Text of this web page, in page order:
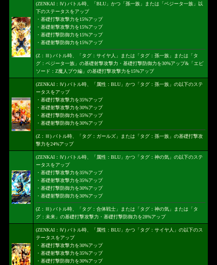
(ZENKAI：Ⅳ) バトル時、「BLU」かつ「孫一族」または「ベジータ一族」以
下のステータスをアップ
・基礎打撃攻撃力を15%アップ
・基礎射撃攻撃力を15%アップ
・基礎打撃防御力を15%アップ
・基礎射撃防御力を15%アップ
(Z：Ⅲ) バトル時、「タグ：サイヤ人」または「タグ：孫一族」または「タ
グ：ベジータ一族」の基礎射撃攻撃力・基礎打撃防御力を30%アップ&「エピ
ソード：Z魔人ブウ編」の基礎打撃攻撃力を15%アップ
(ZENKAI：Ⅳ) バトル時、「属性：BLU」かつ「タグ：孫一族」の以下のステ
ータスをアップ
・基礎打撃攻撃力を35%アップ
・基礎射撃攻撃力を30%アップ
・基礎打撃防御力を35%アップ
・基礎射撃防御力を30%アップ
(Z：Ⅲ) バトル時、「タグ：ガールズ」または「タグ：孫一族」の基礎打撃攻
撃力を24%アップ
(ZENKAI：Ⅳ) バトル時、「属性：BLU」かつ「タグ：神の気」の以下のステ
ータスをアップ
・基礎打撃攻撃力を35%アップ
・基礎射撃攻撃力を35%アップ
・基礎打撃防御力を30%アップ
・基礎射撃防御力を30%アップ
(Z：Ⅲ) バトル時、「タグ：合体戦士」または「タグ：神の気」または「タ
グ：未来」の基礎打撃攻撃力・基礎打撃防御力を28%アップ
(ZENKAI：Ⅳ) バトル時、「属性：BLU」かつ「タグ：サイヤ人」の以下のス
テータスをアップ
・基礎打撃攻撃力を30%アップ
・基礎射撃攻撃力を35%アップ
・基礎打撃防御力を30%アップ